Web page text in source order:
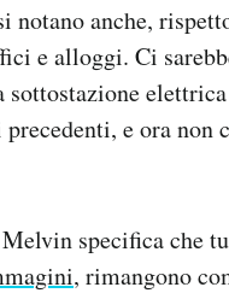
notano anche,
e alloggi. Ci
sottostazione
e ora non
specifica che
, rimangono